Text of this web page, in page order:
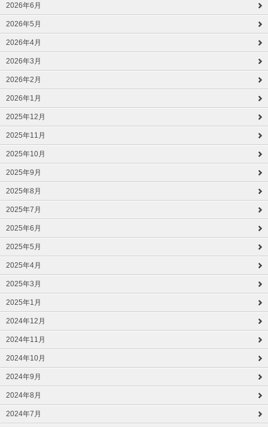
2026年6月
2026年5月
2026年4月
2026年3月
2026年2月
2026年1月
2025年12月
2025年11月
2025年10月
2025年9月
2025年8月
2025年7月
2025年6月
2025年5月
2025年4月
2025年3月
2025年1月
2024年12月
2024年11月
2024年10月
2024年9月
2024年8月
2024年7月